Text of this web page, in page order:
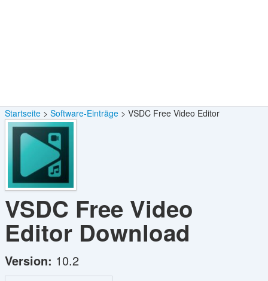
Startseite Software-Einträge VSDC Free Video Editor
VSDC Free Video
Editor Download
Version: 10.2